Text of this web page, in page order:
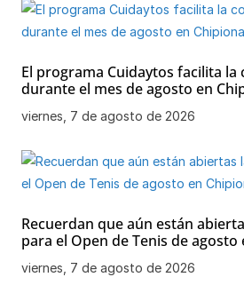
El programa Cuidaytos facilita
durante el mes de agosto en
viernes, 7 de agosto de 2026
Recuerdan que aún están
para el Open de Tenis de agosto
viernes, 7 de agosto de 2026